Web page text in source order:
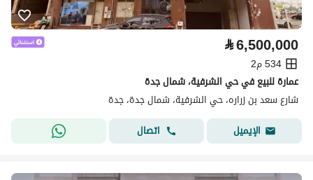
⃁6,500,000
534 م2
عمارة للبيع في حي الشرفية، شمال جدة
شارع سعد بن زراره، حي الشرفية، شمال جدة، جدة
الإيميل
اتصال